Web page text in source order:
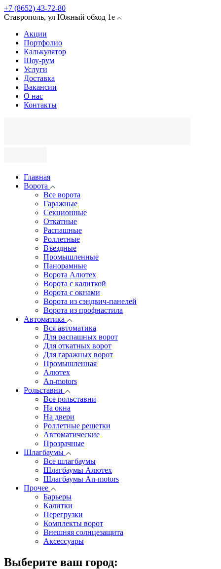
+7 (8652) 43-72-80
Ставрополь, ул Южный обход 1е
Акции
Портфолио
Калькулятор
Шоу-рум
Услуги
Доставка
Вакансии
О нас
Контакты
Главная
Ворота
Все ворота
Гаражные
Секционные
Откатные
Распашные
Роллетные
Въездные
Промышленные
Панорамные
Ворота Алютех
Ворота с калиткой
Ворота c окнами
Ворота из сэндвич-панелей
Ворота из профнастила
Автоматика
Вся автоматика
Для распашных ворот
Для откатных ворот
Для гаражных ворот
Промышленная
Алютех
An-motors
Рольставни
Все рольставни
На окна
На двери
Роллетные решетки
Автоматические
Прозрачные
Шлагбаумы
Все шлагбаумы
Шлагбаумы Алютех
Шлагбаумы An-motors
Прочее
Барьеры
Калитки
Перегрузки
Комплекты ворот
Внешняя солнцезащита
Аксессуары
Выберите ваш город: